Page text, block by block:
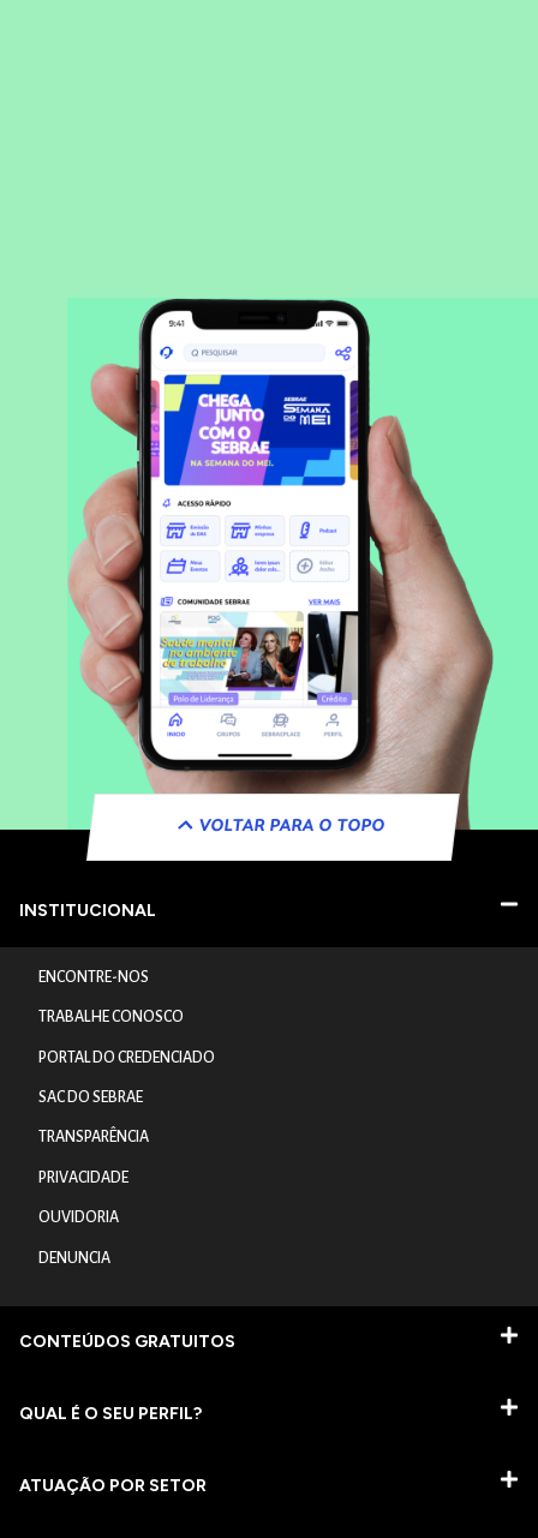
VOLTAR PARA O TOPO
INSTITUCIONAL
ENCONTRE-NOS
TRABALHE CONOSCO
PORTAL DO CREDENCIADO
SAC DO SEBRAE
TRANSPARÊNCIA
PRIVACIDADE
OUVIDORIA
DENUNCIA
CONTEÚDOS GRATUITOS
QUAL É O SEU PERFIL?
ATUAÇÃO POR SETOR